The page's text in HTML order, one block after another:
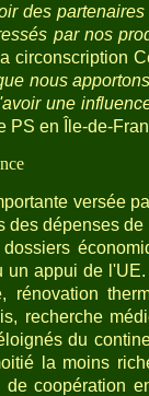
des
par nos
circonscription
nous
une
PS en Île-de-
versée
des dépenses
un appui de
rénovation
recherche
du
la moins
coopération